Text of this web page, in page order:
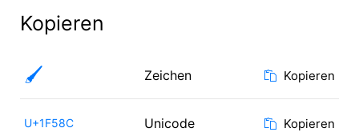
Kopieren
🖌️ Zeichen Kopieren
U+1F58C Unicode Kopieren